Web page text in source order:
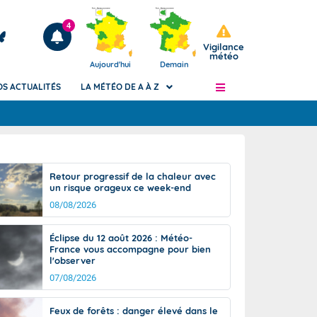
Articles
4
Aujourd'hui Demain
Vigilance
météo
de
Phénomènes dangereux de J+2 à J+7
Avertissement pluies intenses à l'échelle
des communes (Apic)
Bulletins Marine
Bulletins d'estimation du risque
d'avalanche
Météo des forêts
Vigicrues
ACTUALITÉS LA MÉTÉO DE A À Z
Retour progressif de la chaleur avec
un risque orageux ce week-end
08/08/2026
Éclipse du 12 août 2026 : Météo-
France vous accompagne pour bien
l'observer
07/08/2026
Feux de forêts : danger élevé dans le